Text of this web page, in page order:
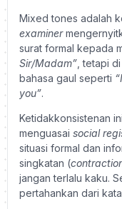
Mixed tones adalah
examiner
surat formal kepada
Sir/Madam” , tetapi
bahasa gaul seperti
you”.
Ketidakkonsistenan
menguasai social
situasi formal dan
singkatan (
jangan terlalu kaku.
pertahankan dari